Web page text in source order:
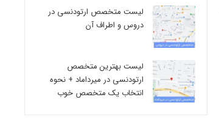
لیست متخصص ارتودنسی در
دروس و اطراف آن
لیست بهترین متخصص
ارتودنسی در میرداماد + نحوه
انتخاب یک متخصص خوب